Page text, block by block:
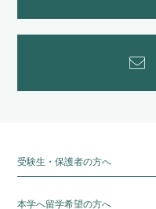
受験生・保護者の方へ
本学へ留学希望の方へ